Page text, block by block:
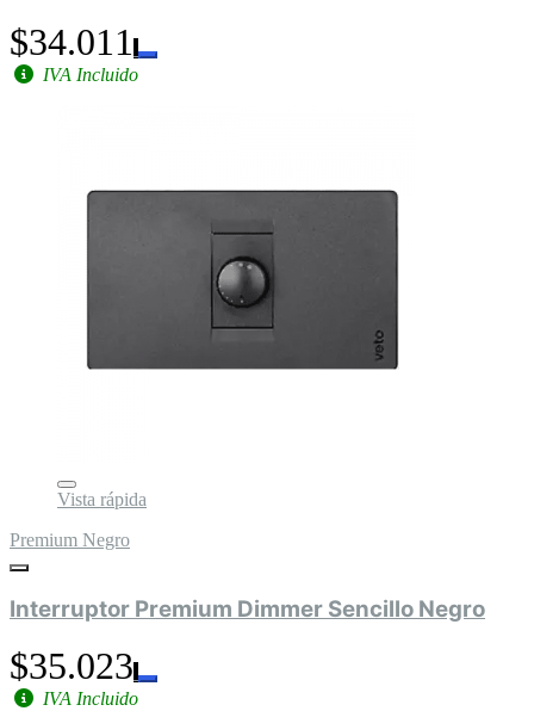
$34.011
IVA Incluido
Vista rápida
Premium Negro
Interruptor Premium Dimmer Sencillo Negro
$35.023
IVA Incluido